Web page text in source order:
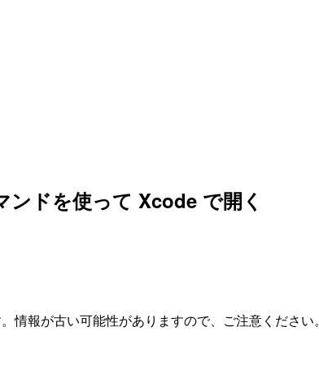
ドを使って Xcode で開く
情報が古い可能性がありますので、ご注意ください。